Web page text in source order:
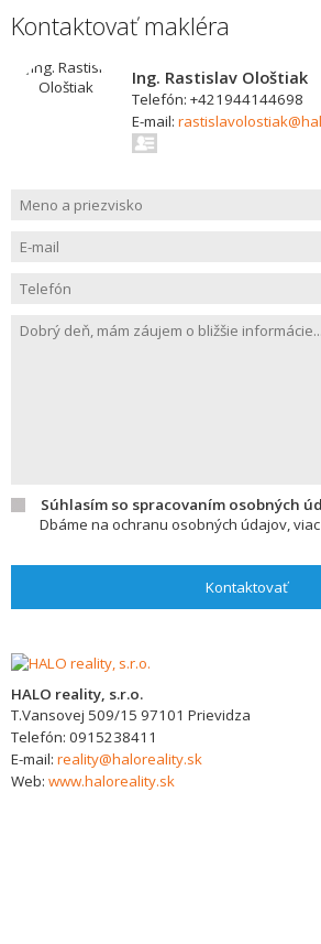
Kontaktovať makléra
Ing. Rastislav Ološtiak
Telefón: +421944144698
E-mail:
Súhlasím so spracovaním osobných
Dbáme na ochranu osobných údajov,
Kontaktovať
HALO reality, s.r.o.
T.Vansovej 509/15 97101 Prievidza
Telefón: 0915238411
E-mail: reality@haloreality.sk
Web: www.haloreality.sk